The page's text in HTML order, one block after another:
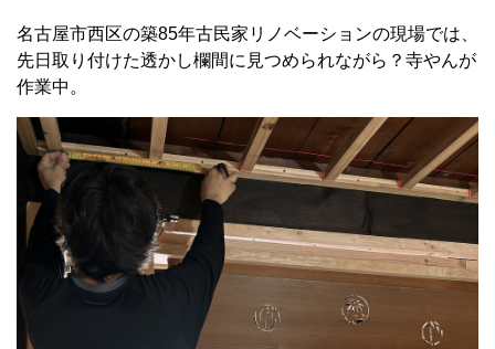
名古屋市西区の築85年古民家リノベーションの現場では、
先日取り付けた透かし欄間に見つめられながら？寺やんが
作業中。